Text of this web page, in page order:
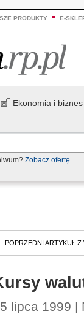
PRODUKTY E-
Ekonomia i biznes
Zobacz ofertę
POPRZEDNI ARTYKUŁ Z
lipca 1999 |